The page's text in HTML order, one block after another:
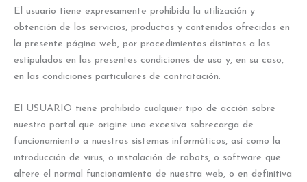
El usuario tiene expresamente prohibida la utilización y
obtención de los servicios, productos y contenidos ofrecidos en
la presente página web, por procedimientos distintos a los
estipulados en las presentes condiciones de uso y, en su caso,
en las condiciones particulares de contratación.
El USUARIO tiene prohibido cualquier tipo de acción sobre
nuestro portal que origine una excesiva sobrecarga de
funcionamiento a nuestros sistemas informáticos, así como la
introducción de virus, o instalación de robots, o software que
altere el normal funcionamiento de nuestra web, o en definitiva